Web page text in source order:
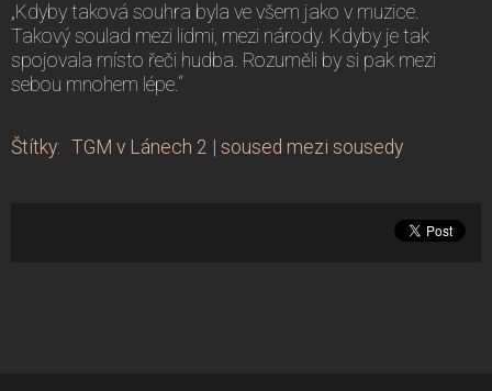
„Kdyby taková souhra byla ve všem jako v muzice.
Takový soulad mezi lidmi, mezi národy. Kdyby je tak
spojovala místo řeči hudba. Rozuměli by si pak mezi
sebou mnohem lépe.“
Štítky: TGM v Lánech 2 soused mezi sousedy